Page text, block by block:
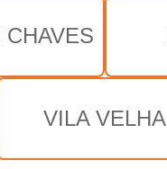
VILA VELHA